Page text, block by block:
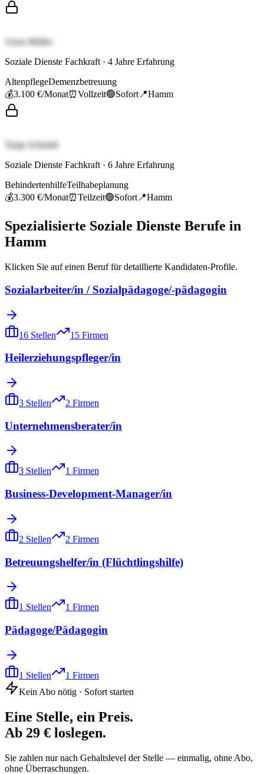
Anna Müller
Soziale Dienste Fachkraft · 4 Jahre Erfahrung
AltenpflegeDemenzbetreuung
💰3.100 €/Monat⏰Vollzeit🟢Sofort 📍Hamm
Tanja Schmidt
Soziale Dienste Fachkraft · 6 Jahre Erfahrung
BehindertenhilfeTeilhabeplanung
💰3.300 €/Monat⏰Teilzeit🟢Sofort 📍Hamm
Spezialisierte Soziale Dienste Berufe in
Hamm
Klicken Sie auf einen Beruf für detaillierte Kandidaten-Profile.
Sozialarbeiter/in / Sozialpädagoge/-pädagogin
16 Stellen 15 Firmen
Heilerziehungspfleger/in
3 Stellen 2 Firmen
Unternehmensberater/in
3 Stellen 1 Firmen
Business-Development-Manager/in
2 Stellen 2 Firmen
Betreuungshelfer/in (Flüchtlingshilfe)
1 Stellen 1 Firmen
Pädagoge/Pädagogin
1 Stellen 1 Firmen
Kein Abo nötig · Sofort starten
Eine Stelle, ein Preis.
Ab 29 € loslegen.
Sie zahlen nur nach Gehaltslevel der Stelle — einmalig, ohne Abo,
ohne Überraschungen.